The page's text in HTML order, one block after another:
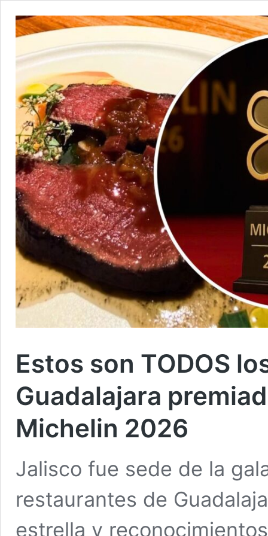
Estos son TODOS
Guadalajara
Michelin 2026
Jalisco fue sede de la
restaurantes de
estrella y reconocimientos